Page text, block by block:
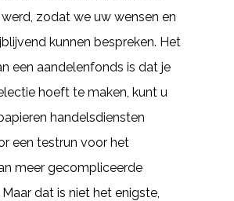
zodat we uw wensen en
kunnen bespreken. Het
een aandelenfonds is dat je
hoeft te maken, kunt u
handelsdiensten
een testrun voor het
meer gecompliceerde
dat is niet het enigste,